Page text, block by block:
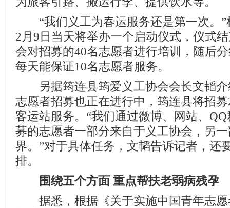
“我们义工为春运服务还是第一次。”
2月9日当天将举办一个启动仪式，仪式
会对招募的40名志愿者进行培训，随后
每天能保证10名志愿者服务。
另据筠连县筠爱义工协会会长文韬介
志愿者招募也正在进行中，筠连县将招
客运站服务。“我们通过微博、网站、
募的志愿者一部分来自于义工协会，另
界。”对于具体任务，文韬告诉记者，还
排。
围绕五个方面 重点帮扶老弱病残孕
据悉，根据《关于实施中国青年志愿